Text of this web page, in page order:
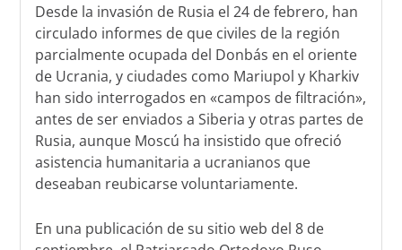
Desde la invasión de Rusia el 24 de febrero, han
circulado informes de que civiles de la región
parcialmente ocupada del Donbás en el oriente
de Ucrania, y ciudades como Mariupol y Kharkiv
han sido interrogados en «campos de filtración»,
antes de ser enviados a Siberia y otras partes de
Rusia, aunque Moscú ha insistido que ofreció
asistencia humanitaria a ucranianos que
deseaban reubicarse voluntariamente.
En una publicación de su sitio web del 8 de